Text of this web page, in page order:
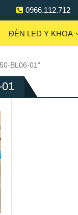
0966.112.712
ĐÈN LED Y KHOA
BL06-01”